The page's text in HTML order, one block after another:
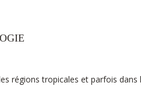
tropicales et parfois dans